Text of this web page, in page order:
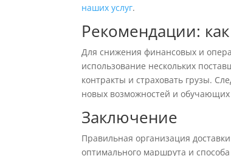
наших услуг.
Рекомендации:
Для снижения финансовых и
использование нескольких
контракты и страховать грузы.
новых возможностей и
Заключение
Правильная организация
оптимального маршрута и